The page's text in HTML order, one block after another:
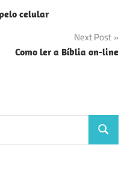
celular
Next Post
Como ler a Bíblia on-line
Search